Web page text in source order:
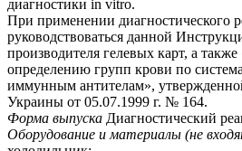
диагностики in vitro.
При применении диагностического
руководствоваться данной
производителя гелевых карт, а
определению групп крови по
иммунным антителам»,
Украины от 05.07.1999 г. № 164.
Форма выпуска Диагностический
Оборудование и материалы (не